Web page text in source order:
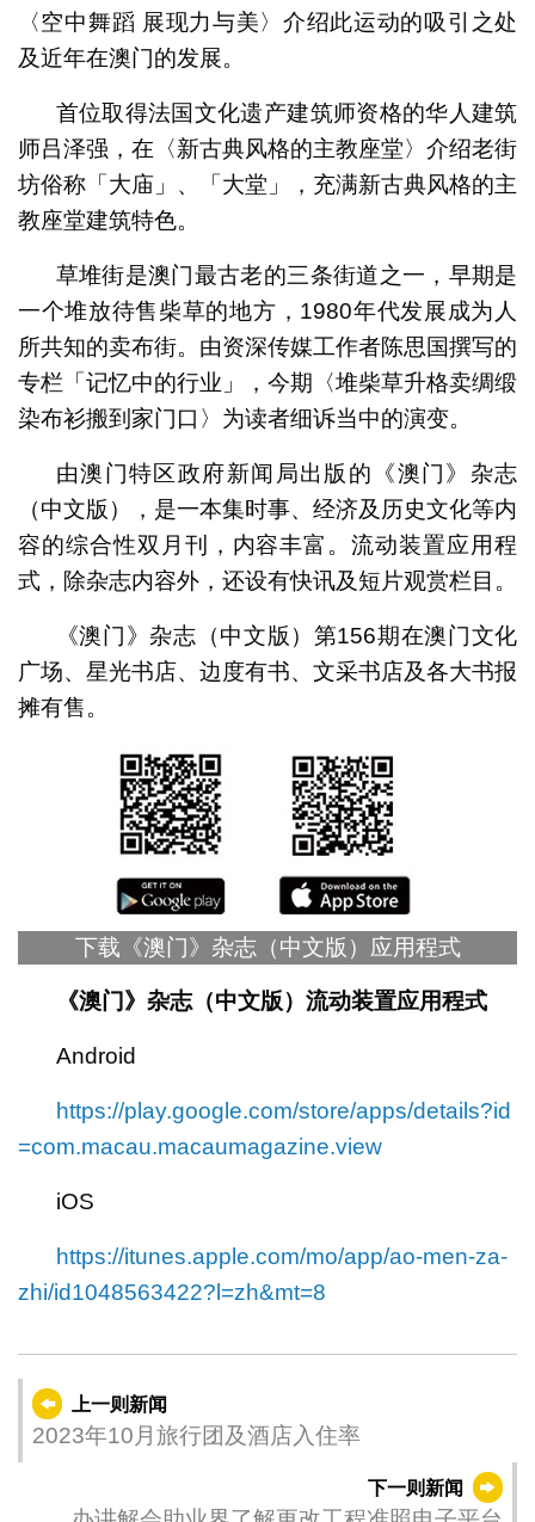
〈空中舞蹈 展现力与美〉介绍此运动的吸引之处
及近年在澳门的发展。
首位取得法国文化遗产建筑师资格的华人建筑
师吕泽强，在〈新古典风格的主教座堂〉介绍老街
坊俗称「大庙」、「大堂」，充满新古典风格的主
教座堂建筑特色。
草堆街是澳门最古老的三条街道之一，早期是
一个堆放待售柴草的地方，1980年代发展成为人
所共知的卖布街。由资深传媒工作者陈思国撰写的
专栏「记忆中的行业」，今期〈堆柴草升格卖绸缎
染布衫搬到家门口〉为读者细诉当中的演变。
由澳门特区政府新闻局出版的《澳门》杂志
（中文版），是一本集时事、经济及历史文化等内
容的综合性双月刊，内容丰富。流动装置应用程
式，除杂志内容外，还设有快讯及短片观赏栏目。
《澳门》杂志（中文版）第156期在澳门文化
广场、星光书店、边度有书、文采书店及各大书报
摊有售。
下载《澳门》杂志（中文版）应用程式
《澳门》杂志（中文版）流动装置应用程式
Android
https://play.google.com/store/apps/details?id
=com.macau.macaumagazine.view
iOS
https://itunes.apple.com/mo/app/ao-men-za-
zhi/id1048563422?l=zh&mt=8
上一则新闻
2023年10月旅行团及酒店入住率
下一则新闻